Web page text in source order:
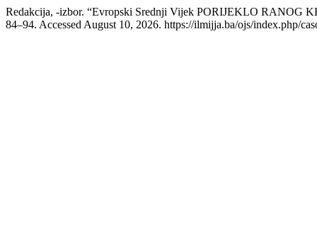
Redakcija, -izbor. “Evropski Srednji Vijek PORIJEKLO RANOG
84–94. Accessed August 10, 2026. https://ilmijja.ba/ojs/index.php/